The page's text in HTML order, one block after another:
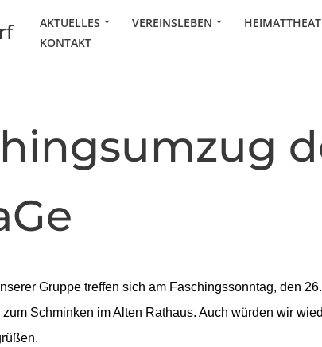
AKTUELLES VEREINSLEBEN
KONTAKT
Gruppe treffen sich am Faschingssonntag, den
Schminken im Alten Rathaus. Auch würden wir